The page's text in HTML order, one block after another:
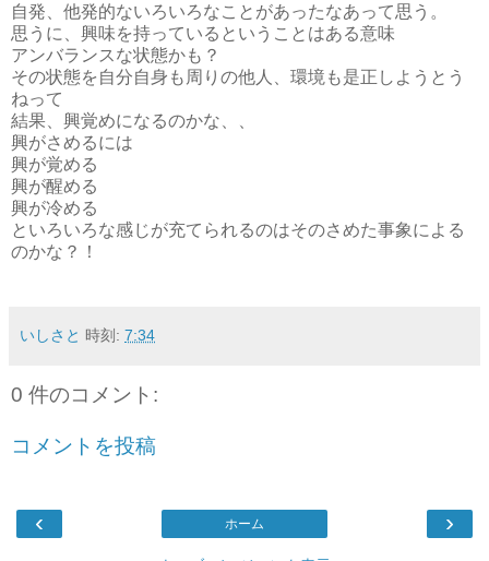
自発、他発的ないろいろなことがあったなあって思う。
思うに、興味を持っているということはある意味
アンバランスな状態かも？
その状態を自分自身も周りの他人、環境も是正しようとう
ねって
結果、興覚めになるのかな、、
興がさめるには
興が覚める
興が醒める
興が冷める
といろいろな感じが充てられるのはそのさめた事象による
のかな？！
いしさと 時刻: 7:34
0 件のコメント:
コメントを投稿
‹ ›
ホーム